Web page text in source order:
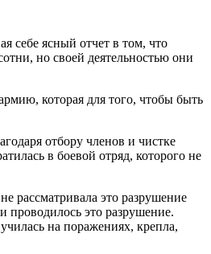
себе ясный отчет в том, что
но своей деятельностью они
которая для того, чтобы быть
отбору членов и чистке
в боевой отряд, которого не
рассматривала это разрушение
проводилось это разрушение.
на поражениях, крепла,